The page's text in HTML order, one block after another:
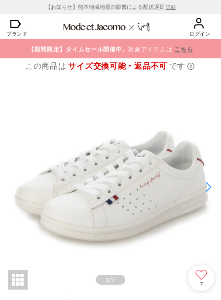
【お知らせ】熊本地域地震の影響による配送遅延 詳細
ブランド ログイン
【期間限定】タイムセール開催中。対象アイテムは こちら
この商品はサイズ交換可能・返品不可 です
1/7
7